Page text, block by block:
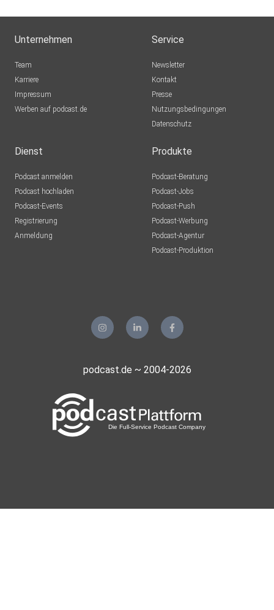
Inas
ueuhcktf
Bitterfeld-Wolfen
dewpo9ka
St. Urban
Unternehmen
Team
Karriere
Impressum
Werben auf podcast.de
Service
Newsletter
Kontakt
Presse
Nutzungsbedingungen
Datenschutz
Dienst
Podcast anmelden
Podcast hochladen
Podcast-Events
Registrierung
Anmeldung
Produkte
Podcast-Beratung
Podcast-Jobs
Podcast-Push
Podcast-Werbung
Podcast-Agentur
Podcast-Produktion
podcast.de ~ 2004-2026